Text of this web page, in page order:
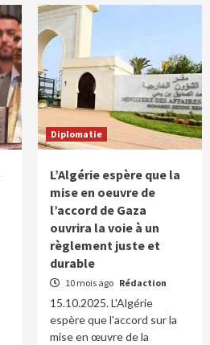
Diplomatie
L’Algérie espère que la
mise en oeuvre de
l’accord de Gaza
ouvrira la voie à un
règlement juste et
durable
10 mois ago Rédaction
15.10.2025. L'Algérie
espère que l'accord sur la
mise en œuvre de la